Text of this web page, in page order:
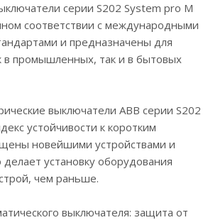
серии S202 System pro M
соответствии с международными
и предназначены для
в промышленных, так и в бытовых
выключатели ABB серии S202
устойчивости к коротким
новейшими устройствами и
делает установку оборудования
чем раньше.
выключателя: защита от